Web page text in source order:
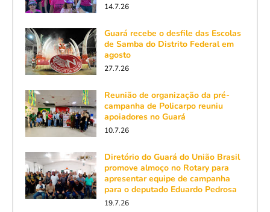
14.7.26
Guará recebe o desfile das Escolas
de Samba do Distrito Federal em
agosto
27.7.26
Reunião de organização da pré-
campanha de Policarpo reuniu
apoiadores no Guará
10.7.26
Diretório do Guará do União Brasil
promove almoço no Rotary para
apresentar equipe de campanha
para o deputado Eduardo Pedrosa
19.7.26